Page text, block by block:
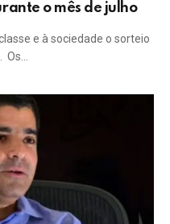
o mês de julho
e à sociedade o sorteio